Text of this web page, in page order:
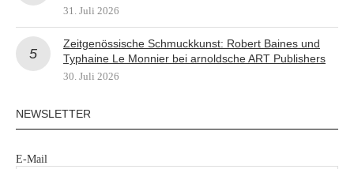
31. Juli 2026
Zeitgenössische Schmuckkunst: Robert Baines und
Typhaine Le Monnier bei arnoldsche ART Publishers
30. Juli 2026
NEWSLETTER
E-Mail